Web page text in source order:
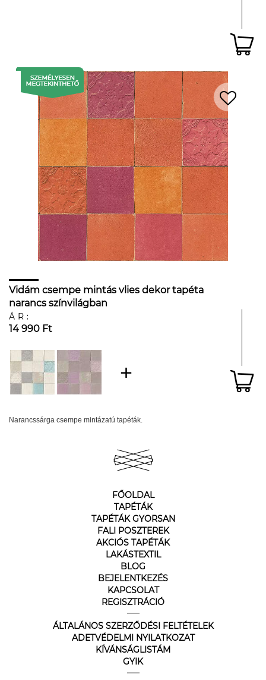
Vidám csempe mintás vlies dekor tapéta
narancs színvilágban
ÁR:
14 990 Ft
Narancssárga csempe mintázatú tapéták.
FŐOLDAL
TAPÉTÁK
TAPÉTÁK GYORSAN
FALI POSZTEREK
AKCIÓS TAPÉTÁK
LAKÁSTEXTIL
BLOG
BEJELENTKEZÉS
KAPCSOLAT
REGISZTRÁCIÓ
ÁLTALÁNOS SZERZŐDÉSI FELTÉTELEK
ADETVÉDELMI NYILATKOZAT
KÍVÁNSÁGLISTÁM
GYIK